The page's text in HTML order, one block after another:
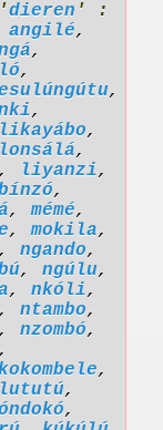
dieren ' :
angilé,
,
,
,
,
likayábo,
lonsálá,
, liyanzi,
,
,mémé,
,mokila,
, ngando,
, ngúlu,
, nkóli,
, ntambo,
, nzombó,
,
,
,
,